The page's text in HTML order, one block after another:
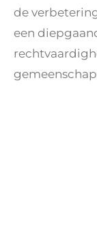
de
een